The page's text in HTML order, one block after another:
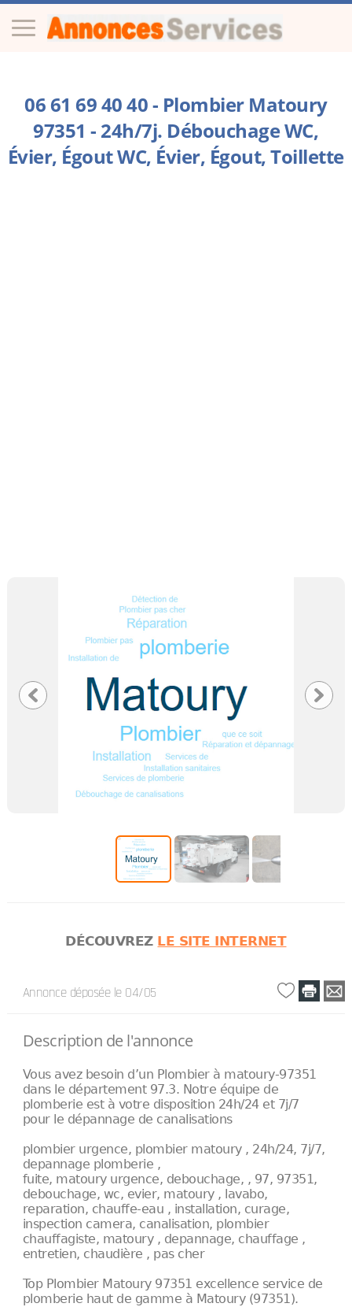
06 61 69 40 40 - Plombier Matoury
97351 - 24h/7j. Débouchage WC,
Évier, Égout WC, Évier, Égout, Toillette
DÉCOUVREZ LE SITE INTERNET
Annonce déposée le 04/05
Description de l'annonce
Vous avez besoin d’un Plombier à matoury-97351
dans le département 97.3. Notre équipe de
plomberie est à votre disposition 24h/24 et 7j/7
pour le dépannage de canalisations
plombier urgence, plombier matoury , 24h/24, 7j/7,
depannage plomberie ,
fuite, matoury urgence, debouchage, , 97, 97351,
debouchage, wc, evier, matoury , lavabo,
reparation, chauffe-eau , installation, curage,
inspection camera, canalisation, plombier
chauffagiste, matoury , depannage, chauffage ,
entretien, chaudière , pas cher
Top Plombier Matoury 97351 excellence service de
plomberie haut de gamme à Matoury (97351).